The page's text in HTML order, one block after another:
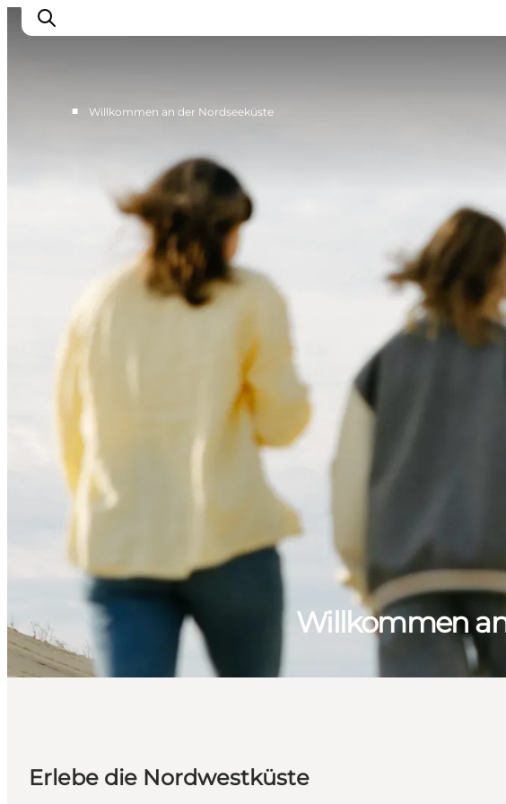
Unterkunft
Mach deine Urlaubsplanung
■ Willkommen an der Nordseeküste
Willkommen
Erlebe die Nordwestküste